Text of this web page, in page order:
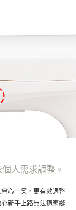
人需求調整。
心一笑，更有效調整
新手上路無法適應縫